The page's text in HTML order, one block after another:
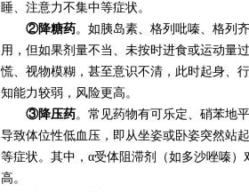
睡、注意力不集中等症状。
②降糖药。如胰岛素、格列吡嗪、格列
用，但如果剂量不当、未按时进食或运动量
慌、视物模糊，甚至意识不清，此时起身、
知能力较弱，风险更高。
③降压药。常见药物有可乐定、硝苯地
导致体位性低血压，即从坐姿或卧姿突然站
等症状。其中，α受体阻滞剂（如多沙唑嗪
高。